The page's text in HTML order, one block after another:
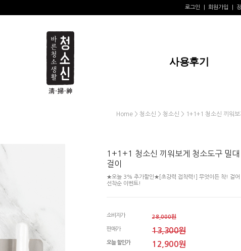
로그인 회원가입
사용후기
Home > 청소신 > 청소신 > 1+1+1 청소신 끼워보
1+1+1 청소신 끼워보게 청소도구 밀대
걸이
★오늘 3% 추가할인★[초강력 접착력!] 무엇이든 착! 걸
선착순 이벤트!
소비자가 28,000원
판매가 13,300원
오늘 할인가 12,900원